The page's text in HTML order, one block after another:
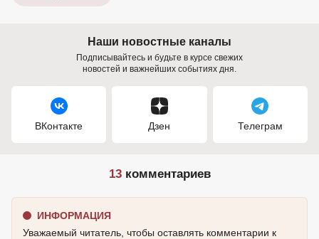
Наши новостные каналы
Подписывайтесь и будьте в курсе свежих
новостей и важнейших событиях дня.
ВКонтакте Дзен Телеграм
13комментариев
ИНФОРМАЦИЯ
Уважаемый читатель, чтобы оставлять комментарии к